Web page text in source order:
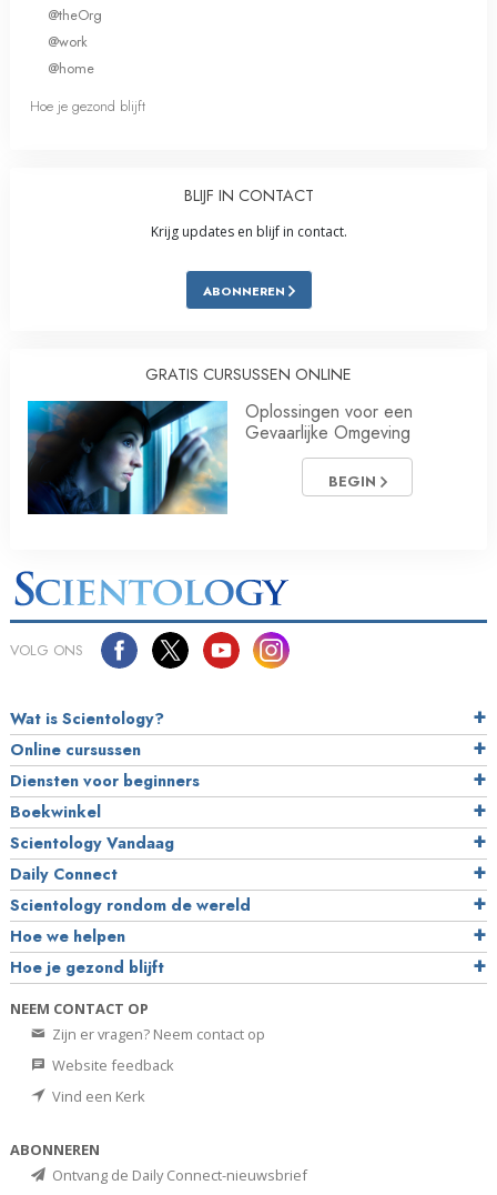
@theOrg
@work
@home
Hoe je gezond blijft
BLIJF IN CONTACT
Krijg updates en blijf in contact.
ABONNEREN
GRATIS CURSUSSEN ONLINE
Oplossingen voor een
Gevaarlijke Omgeving
BEGIN
VOLG ONS
Wat is Scientology?
Online cursussen
Diensten voor beginners
Boekwinkel
Scientology Vandaag
Daily Connect
Scientology rondom de wereld
Hoe we helpen
Hoe je gezond blijft
NEEM CONTACT OP
Zijn er vragen? Neem contact op
Website feedback
Vind een Kerk
ABONNEREN
Ontvang de Daily Connect-nieuwsbrief